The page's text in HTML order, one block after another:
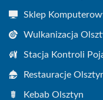
Sklep
Wulkanizacja
Stacja Kontroli
Restauracje
Kebab Olsztyn